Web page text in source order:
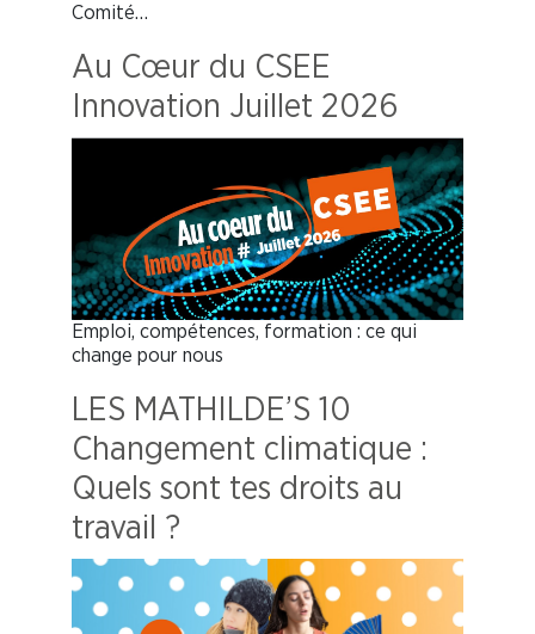
Comité…
Au Cœur du CSEE
Innovation Juillet 2026
Emploi, compétences, formation : ce qui
change pour nous
LES MATHILDE’S 10
Changement climatique :
Quels sont tes droits au
travail ?